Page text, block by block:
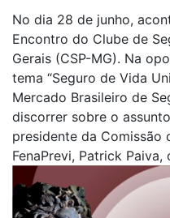
No dia 28 de junho,
Encontro do Clube de
Gerais (CSP-MG). Na
tema “Seguro de Vida
Mercado Brasileiro de
discorrer sobre o
presidente da Comissão
FenaPrevi, Patrick